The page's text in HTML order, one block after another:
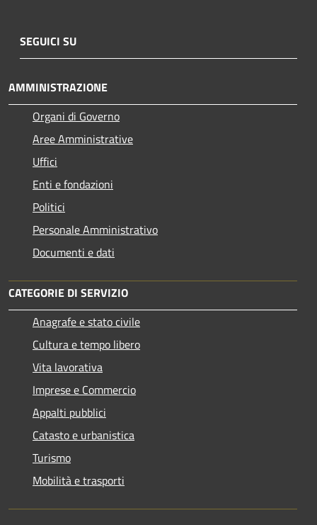
SEGUICI SU
AMMINISTRAZIONE
Organi di Governo
Aree Amministrative
Uffici
Enti e fondazioni
Politici
Personale Amministrativo
Documenti e dati
CATEGORIE DI SERVIZIO
Anagrafe e stato civile
Cultura e tempo libero
Vita lavorativa
Imprese e Commercio
Appalti pubblici
Catasto e urbanistica
Turismo
Mobilità e trasporti